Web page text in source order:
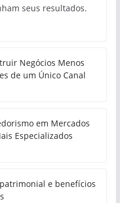
seus resultados.
Negócios Menos
de um Único Canal
em Mercados
Especializados
e benefícios